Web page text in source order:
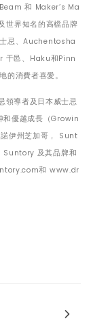
和 Maker’s Ma
世界知名的高檔品牌
忌、Auchentosha
干邑、Haku和Pinn
消費者喜愛。
領導者及日本威士忌
和優越成長（Growin
伊州芝加哥， Sunt
及其品牌和
和 www.dr